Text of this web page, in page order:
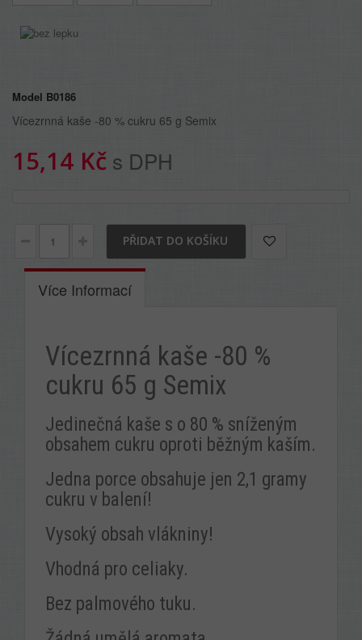
Model B0186
Vícezrnná kaše -80 % cukru 65 g Semix
15,14 Kč s DPH
PŘIDAT DO KOŠÍKU
Více Informací
Vícezrnná kaše -80 %
cukru 65 g Semix
Jedinečná kaše s o 80 % sníženým
obsahem cukru oproti běžným kaším.
Jedna porce obsahuje jen 2,1 gramy
cukru v balení!
Vysoký obsah vlákniny!
Vhodná pro celiaky.
Bez palmového tuku.